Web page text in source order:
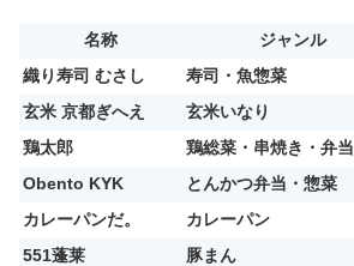
名称 ジャンル
織り寿司 むさし
寿司・魚惣菜
玄米 京都ぎへえ
玄米いなり
鶏太郎
鶏総菜・串焼き・弁当
Obento KYK
とんかつ弁当・惣菜
カレーパンだ。
カレーパン
551蓬莱
豚まん